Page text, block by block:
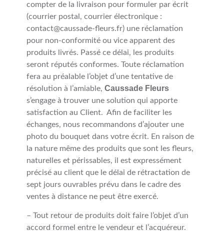
compter de la livraison pour formuler par écrit
(courrier postal, courrier électronique :
contact@caussade-fleurs.fr) une réclamation
pour non-conformité ou vice apparent des
produits livrés. Passé ce délai, les produits
seront réputés conformes. Toute réclamation
fera au préalable l’objet d’une tentative de
résolution à l’amiable, Caussade Fleurs
s’engage à trouver une solution qui apporte
satisfaction au Client. Afin de faciliter les
échanges, nous recommandons d’ajouter une
photo du bouquet dans votre écrit. En raison de
la nature même des produits que sont les fleurs,
naturelles et périssables, il est expressément
précisé au client que le délai de rétractation de
sept jours ouvrables prévu dans le cadre des
ventes à distance ne peut être exercé.
– Tout retour de produits doit faire l’objet d’un
accord formel entre le vendeur et l’acquéreur.